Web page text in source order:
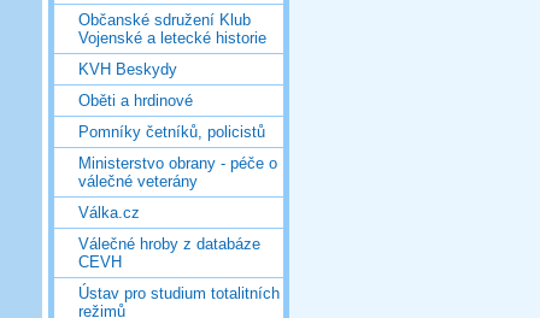
Občanské sdružení Klub
Vojenské a letecké historie
KVH Beskydy
Oběti a hrdinové
Pomníky četníků, policistů
Ministerstvo obrany - péče o
válečné veterány
Válka.cz
Válečné hroby z databáze
CEVH
Ústav pro studium totalitních
režimů